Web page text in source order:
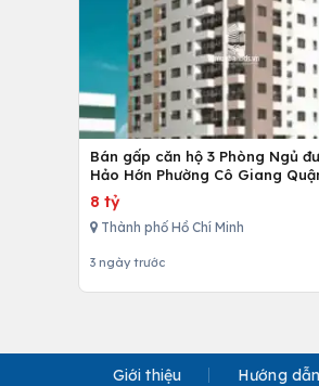
Bán gấp căn hộ 3 Phòng Ngủ
Hảo Hớn Phường Cô Giang
8 tỷ
Thành phố Hồ Chí Minh
3 ngày trước
Giới thiệu Hướng dẫn